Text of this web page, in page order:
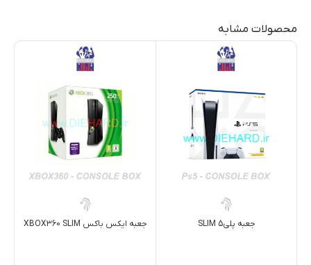
محصولات مشابه
جعبه پلی5 SLIM جعبه ايکس باکس XBOX360 SLIM